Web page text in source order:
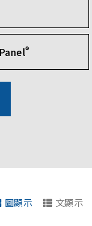
®
圖顯示 文顯示